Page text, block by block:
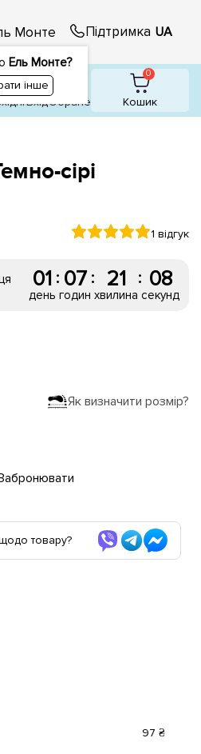
Монте
Ель Монте?
інше
Підтримка UA
1
ВхiдОбране
0
Кошик
сірі
1 відгук
01
день
: 07
годин
: 21
хвилина
: 07
секунд
Як визначити розмір?
товару?
97 ₴